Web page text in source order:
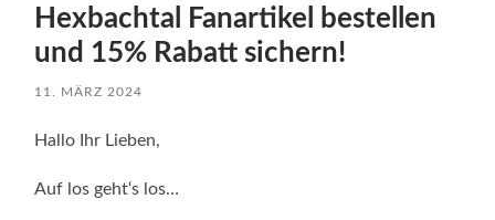
Hexbachtal Fanartikel bestellen
und 15% Rabatt sichern!
11. MÄRZ 2024
Hallo Ihr Lieben,
Auf los geht‘s los…